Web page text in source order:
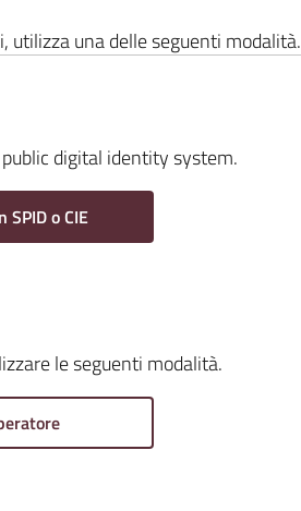
utilizza una delle seguenti modalità.
digital identity system.
SPID o CIE
le seguenti modalità.